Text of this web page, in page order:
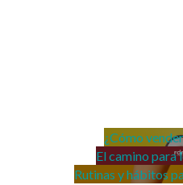
¿Cómo
El camino para
Rutinas y hábitos